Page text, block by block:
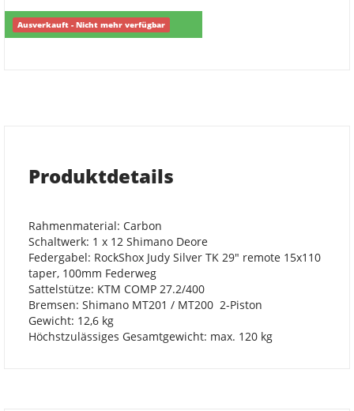
Ausverkauft - Nicht mehr verfügbar
Produktdetails
Rahmenmaterial: Carbon
Schaltwerk: 1 x 12 Shimano Deore
Federgabel: RockShox Judy Silver TK 29" remote 15x110
taper, 100mm Federweg
Sattelstütze: KTM COMP 27.2/400
Bremsen: Shimano MT201 / MT200 2-Piston
Gewicht: 12,6 kg
Höchstzulässiges Gesamtgewicht: max. 120 kg